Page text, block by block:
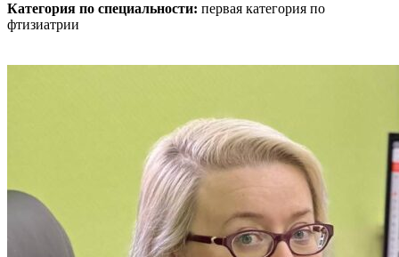
Категория по специальности: первая категория по
фтизиатрии